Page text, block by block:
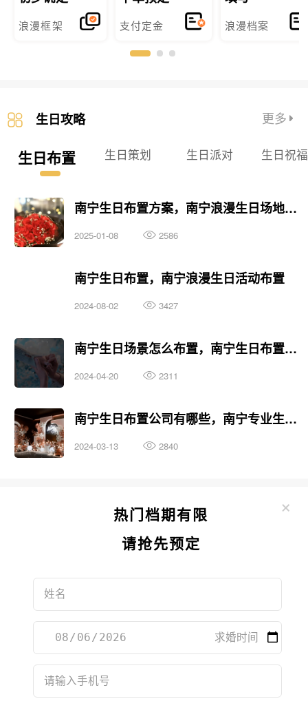
浪漫框架 支付定金 浪漫档案
生日攻略 更多
生日布置 生日策划 生日派对 生日祝
南宁生日布置方案，南宁浪漫生日场地布置
2025-01-08 2586
南宁生日布置，南宁浪漫生日活动布置
2024-08-02 3427
南宁生日场景怎么布置，南宁生日布置风格
2024-04-20 2311
南宁生日布置公司有哪些，南宁专业生日布置公司推荐
2024-03-13 2840
×
热门档期有限
请抢先预定